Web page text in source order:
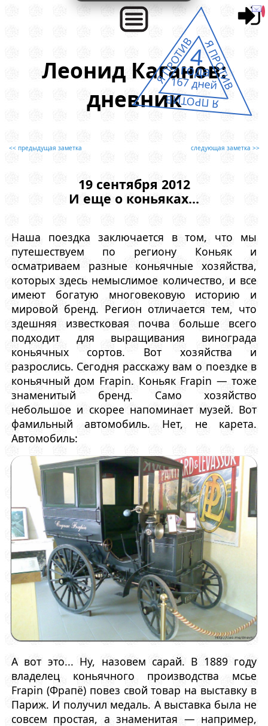
Леонид Каганов:
дневник
<< предыдущая заметка следующая заметка >>
19 сентября 2012
И еще о коньяках...
Наша поездка заключается в том, что мы
путешествуем по региону Коньяк и
осматриваем разные коньячные хозяйства,
которых здесь немыслимое количество, и все
имеют богатую многовековую историю и
мировой бренд. Регион отличается тем, что
здешняя известковая почва больше всего
подходит для выращивания винограда
коньячных сортов. Вот хозяйства и
разрослись. Сегодня расскажу вам о поездке в
коньячный дом Frapin. Коньяк Frapin — тоже
знаменитый бренд. Само хозяйство
небольшое и скорее напоминает музей. Вот
фамильный автомобиль. Нет, не карета.
Автомобиль:
А вот это... Ну, назовем сарай. В 1889 году
владелец коньячного производства мсье
Frapin (Фрапё) повез свой товар на выставку в
Париж. И получил медаль. А выставка была не
совсем простая, а знаменитая — например,
Я ПРОТИВЯ ПРОТИВ
Я ПРОТИВ
4
года
167 дней